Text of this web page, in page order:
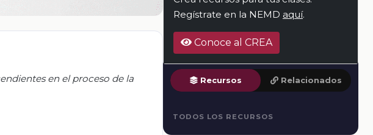
en el proceso de la
Regístrate en la NEMD aquí.
Conoce al CREA
Recursos Relacionados
TODOS LOS RECURSOS